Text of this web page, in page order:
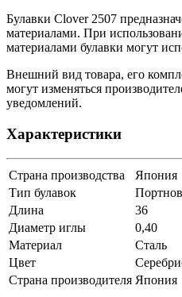
Булавки Clover 2507
материалами. При
материалами булавки могут
Внешний вид товара, его
могут изменяться
уведомлений.
Характеристики
Страна производства
Япония
Тип булавок
Длина
36
Диаметр иглы
0,40
Материал
Сталь
Цвет
Страна производителя Япония